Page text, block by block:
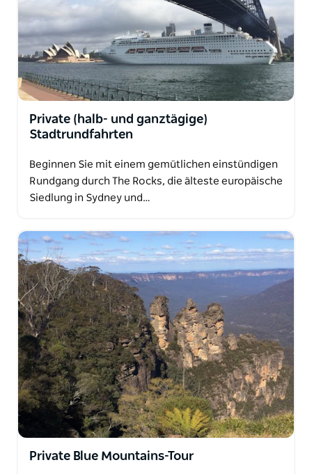
pulsierende, multikulturelle Stadt Sydney von heute
geformt haben.
Dieses intensive Erlebnis ist die perfekte Einführung
in Sydney und vereint Geschichte, Kultur, Kulinarik
und spektakuläre Ausblicke auf den Hafen zu einer
unvergesslichen Reise.
Private (halb- und ganztägige)
Stadtrundfahrten
Beginnen Sie mit einem gemütlichen einstündigen
Rundgang durch The Rocks, die älteste europäische
Siedlung in Sydney und…
Private Blue Mountains-Tour